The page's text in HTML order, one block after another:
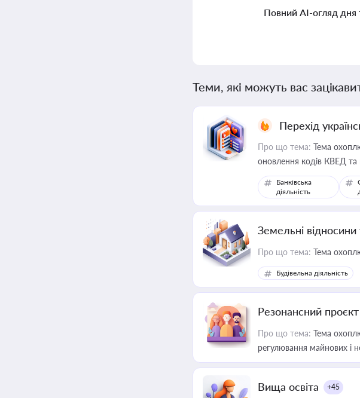
Повний AI-огляд дня
Теми, які можуть вас
Перехід
Про що тема: Тема
оновлення кодів КВЕД та
Банківська
діяльність
Земельні відносини
Про що тема: Тема
Будівельна діяльність
Резонансний
Про що тема: Тема
регулювання майнових і
Вища освіта +45